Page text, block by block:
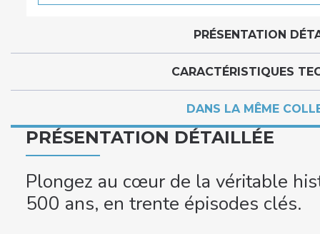
PRÉSENTATION
CARACTÉRISTIQUES
DANS LA MÊME
PRÉSENTATION DÉTAILLÉE
Plongez au cœur de la véritable
500 ans, en trente épisodes clés.